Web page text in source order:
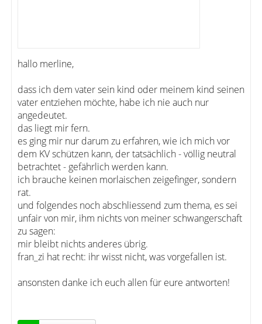
hallo merline,
dass ich dem vater sein kind oder meinem kind seinen
vater entziehen möchte, habe ich nie auch nur
angedeutet.
das liegt mir fern.
es ging mir nur darum zu erfahren, wie ich mich vor
dem KV schützen kann, der tatsächlich - völlig neutral
betrachtet - gefährlich werden kann.
ich brauche keinen morlaischen zeigefinger, sondern
rat.
und folgendes noch abschliessend zum thema, es sei
unfair von mir, ihm nichts von meiner schwangerschaft
zu sagen:
mir bleibt nichts anderes übrig.
fran_zi hat recht: ihr wisst nicht, was vorgefallen ist.
ansonsten danke ich euch allen für eure antworten!